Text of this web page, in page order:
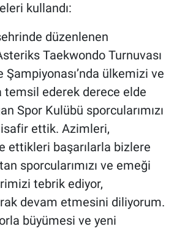
kullandı:
düzenlenen
Taekwondo Turnuvası
Şampiyonası’nda ülkemizi ve
temsil ederek derece elde
Spor Kulübü sporcularımızı
ettik. Azimleri,
ettikleri başarılarla bizlere
sporcularımızı ve emeği
tebrik ediyor,
devam etmesini diliyorum.
büyümesi ve yeni